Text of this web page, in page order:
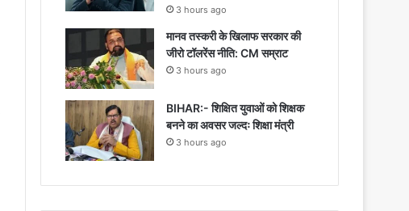
3 hours ago
मानव तस्करी के खिलाफ सरकार की
जीरो टॉलरेंस नीति: CM सम्राट
3 hours ago
BIHAR:- शिक्षित युवाओं को शिक्षक
बनने का अवसर जल्दः शिक्षा मंत्री
3 hours ago